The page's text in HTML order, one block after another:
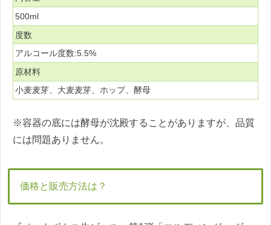
500ml
度数
アルコール度数:5.5%
原材料
小麦麦芽、大麦麦芽、ホップ、酵母
※容器の底には酵母が沈殿することがありますが、品質
には問題ありません。
価格と販売方法は？